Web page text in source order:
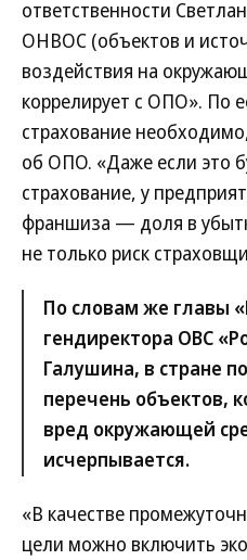
ответственности
ОНВОС (объектов и
воздействия на
коррелирует с ОПО». По
страхование
об ОПО. «Даже если это
страхование, у
франшиза — доля в
не только риск
По словам же главы
гендиректора ОВС
Галушина, в стране
перечень объектов,
вред окружающей
исчерпывается.
«В качестве
цели можно включить